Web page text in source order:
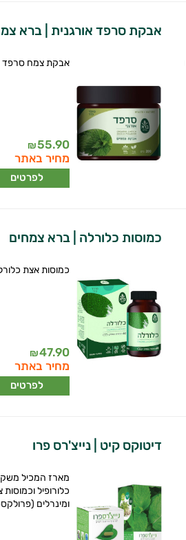
אבקת סרפד אורגנית | ברא
אבקת צמח סרפד
55.90
₪
מחיר באתר
לפרטים
כמוסות כלורלה | ברא צמחים
כמוסות אצת
47.90
₪
מחיר באתר
לפרטים
דיטוקס קיט | נייצ'רס פרו
מארז המכיל
כלורופיל
ומינרלים